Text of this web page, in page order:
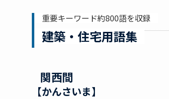
重要キーワード約800語を収録
建築・住宅用語集
関西間
【かんさいま】